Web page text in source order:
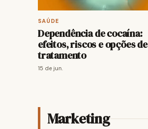
SAÚDE
Dependência de cocaína:
efeitos, riscos e opções de
tratamento
15 de jun.
Marketing